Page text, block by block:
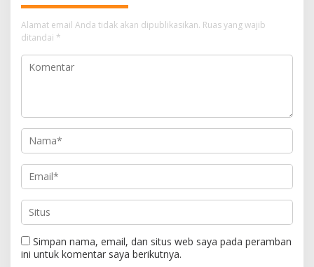
Alamat email Anda tidak akan dipublikasikan. Ruas yang wajib
ditandai *
Simpan nama, email, dan situs web saya pada peramban
ini untuk komentar saya berikutnya.